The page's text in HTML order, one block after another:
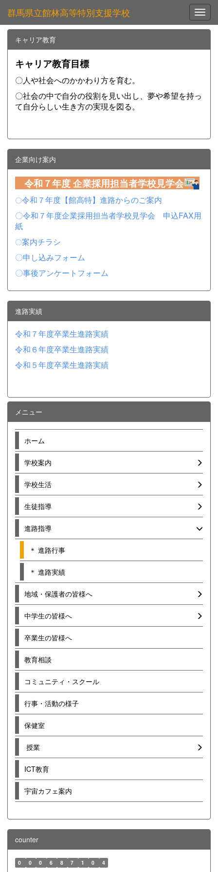
群馬県立館林高等特別支援学校
キャリア教育
キャリア教育目標
〇人や社会へのかかわり方を育む。
〇社会の中で自分の役割を見い出し、夢や希望を持っ
て自分らしい生き方の実現を図る。
企業向け案内
令和７年度 企業採用担当者学校見学会
〇令和７年度【館高特】進路からのご案内
〇令和７年度企業採用担当者学校見学会 申込FAX用
紙
〇案内チラシ
〇申し込みフォーム
〇事後アンケートフォーム
進路実績
令和７年度卒業生進路実績
令和６年度卒業生進路実績
令和５年度卒業生進路実績
メニュー
ホーム
学校案内
学校生活
生徒指導
進路指導
＊ 進路行事
＊ 進路実績
地域・保護者の皆様へ
中学生の皆様へ
卒業生の皆様へ
教育相談
コミュニティ・スクール
行事・活動の様子
保健室
授業
ICT教育
宇宙カフェ案内
counter
0 0 0 6 8 7 1 0 4